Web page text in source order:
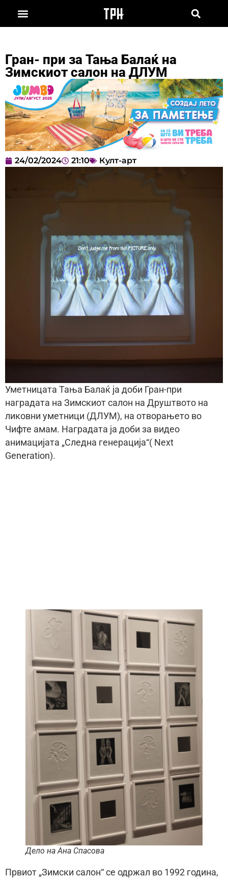
Гран- при за Тања Балаќ на
Зимскиот салон на ДЛУМ
24/02/2024 21:10 Култ-арт
Уметницата Тања Балаќ ја доби Гран-при
наградата на Зимскиот салон на Друштвото на
ликовни уметници (ДЛУМ), на отворањето во
Чифте амам. Наградата ја доби за видео
анимацијата „Следна генерација“( Next
Generation).
Дело на Ана Спасова
Првиот „Зимски салон“ се одржал во 1992 година,